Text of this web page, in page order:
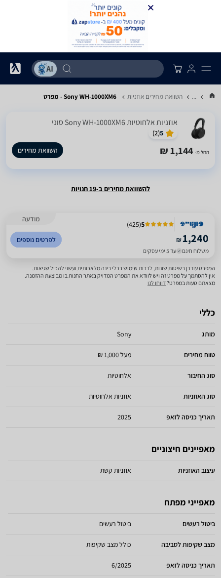
... השוואת מחירים אוזניות Sony WH-1000XM6 - מפרט
אוזניות ‏אלחוטיות Sony WH-1000XM6 סוני
5
(
2
)
החל מ- 1,144 ₪ השוואת מחירים
להשוואת מחירים ב-19 חנויות
מודעה
5
(
425
)
₪1,240
משלוח חינם עד 5 ימי עסקים
לפרטים נוספים
המפרט עודכן בשיטות שונות, לרבות שימוש בכלי בינה מלאכותית ועשוי להכיל שגיאות.
אין להסתמך על מפרט זה ויש לוודא את המפרט המדויק באתר החנות בו מבוצעת ההזמנה.
מצאתם טעות במפרט?דווחו לנו
כללי
מותג Sony
טווח מחירים מעל 1,000 ₪
סוג החיבור אלחוטיות
סוג האוזניות אוזניות אלחוטיות
תאריך כניסה לזאפ 2025
מאפיינים חיצוניים
עיצוב האוזניות אוזניות קשת
מאפייני מפתח
ביטול רעשים ביטול רעשים
מצב שקיפות לסביבה כולל מצב שקיפות
תאריך כניסה לזאפ 6/2025